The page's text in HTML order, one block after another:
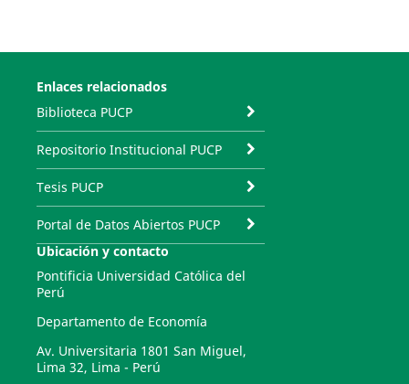
Enlaces relacionados
Biblioteca PUCP
Repositorio Institucional PUCP
Tesis PUCP
Portal de Datos Abiertos PUCP
Ubicación y contacto
Pontificia Universidad Católica del
Perú
Departamento de Economía
Av. Universitaria 1801 San Miguel,
Lima 32, Lima - Perú